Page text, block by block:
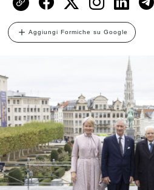
Aggiungi Formiche su Google